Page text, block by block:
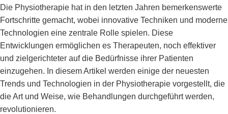
Die Physiotherapie hat in den letzten Jahren bemerkenswerte
Fortschritte gemacht, wobei innovative Techniken und moderne
Technologien eine zentrale Rolle spielen. Diese
Entwicklungen ermöglichen es Therapeuten, noch effektiver
und zielgerichteter auf die Bedürfnisse ihrer Patienten
einzugehen. In diesem Artikel werden einige der neuesten
Trends und Technologien in der Physiotherapie vorgestellt, die
die Art und Weise, wie Behandlungen durchgeführt werden,
revolutionieren.